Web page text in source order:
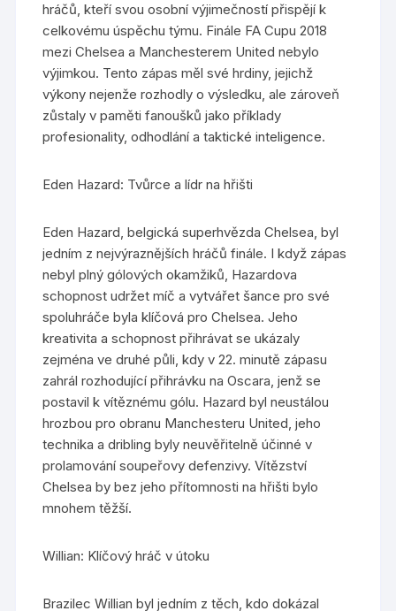
hráčů, kteří svou osobní výjimečností přispějí k
celkovému úspěchu týmu. Finále FA Cupu 2018
mezi Chelsea a Manchesterem United nebylo
výjimkou. Tento zápas měl své hrdiny, jejichž
výkony nejenže rozhodly o výsledku, ale zároveň
zůstaly v paměti fanoušků jako příklady
profesionality, odhodlání a taktické inteligence.
Eden Hazard: Tvůrce a lídr na hřišti
Eden Hazard, belgická superhvězda Chelsea, byl
jedním z nejvýraznějších hráčů finále. I když zápas
nebyl plný gólových okamžiků, Hazardova
schopnost udržet míč a vytvářet šance pro své
spoluhráče byla klíčová pro Chelsea. Jeho
kreativita a schopnost přihrávat se ukázaly
zejména ve druhé půli, kdy v 22. minutě zápasu
zahrál rozhodující přihrávku na Oscara, jenž se
postavil k vítěznému gólu. Hazard byl neustálou
hrozbou pro obranu Manchesteru United, jeho
technika a dribling byly neuvěřitelně účinné v
prolamování soupeřovy defenzivy. Vítězství
Chelsea by bez jeho přítomnosti na hřišti bylo
mnohem těžší.
Willian: Klíčový hráč v útoku
Brazilec Willian byl jedním z těch, kdo dokázal